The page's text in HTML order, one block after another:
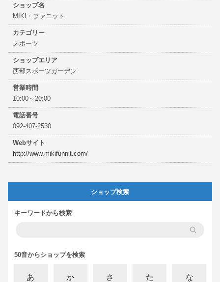
ショップ名
MIKI・ファニット
カテゴリー
スポーツ
ショップエリア
西部スポーツガーデン
営業時間
10:00～20:00
電話番号
092-407-2530
Webサイト
http://www.mikifunnit.com/
ショップ検索
キーワードから検索
50音からショップを検索
あ か さ た な